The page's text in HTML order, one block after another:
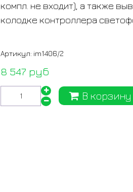
компл. не входит), а также
колодке контроллера
Артикул: im1406/2
8 547 руб
В корзину